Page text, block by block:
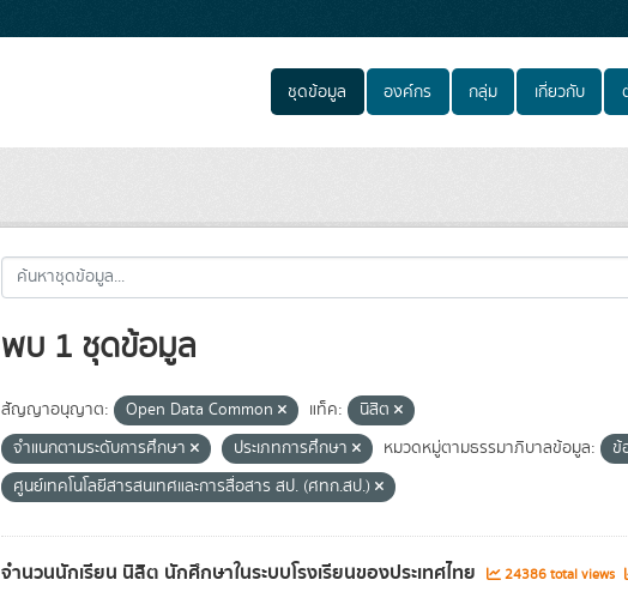
ชุดข้อมูล องค์กร กลุ่ม เกี่ยวกับ
พบ 1 ชุดข้อมูล
สัญญาอนุญาต: Open Data Common แท็ค:
นิสิต
จำแนกตามระดับการศึกษา
ประเภทการศึกษา หมวดหมู่ตามธรรมาภิบาลข้อมูล: ข้
ศูนย์เทคโนโลยีสารสนเทศและการสื่อสาร สป. (ศทก.สป.)
จำนวนนักเรียน นิสิต นักศึกษาในระบบโรงเรียนของประเทศไทย 24386 total views